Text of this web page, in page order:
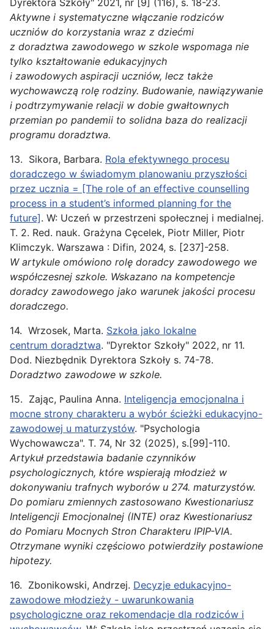
Dyrektora Szkoły" 2021, nr [9] (116), s. 18-23.
Aktywne i systematyczne włączanie rodziców
uczniów do korzystania wraz z dziećmi
z doradztwa zawodowego w szkole wspomaga nie
tylko kształtowanie edukacyjnych
i zawodowych aspiracji uczniów, lecz także
wychowawczą rolę rodziny. Budowanie, nawiązywanie
i podtrzymywanie relacji w dobie gwałtownych
przemian po pandemii to solidna baza do realizacji
programu doradztwa.
13. Sikora, Barbara. Rola efektywnego procesu
doradczego w świadomym planowaniu przyszłości
przez ucznia = [The role of an effective counselling
process in a student’s informed planning for the
future]. W: Uczeń w przestrzeni społecznej i medialnej.
T. 2. Red. nauk. Grażyna Cęcelek, Piotr Miller, Piotr
Klimczyk. Warszawa : Difin, 2024, s. [237]-258.
W artykule omówiono rolę doradcy zawodowego we
współczesnej szkole. Wskazano na kompetencje
doradcy zawodowego jako warunek jakości procesu
doradczego.
14. Wrzosek, Marta. Szkoła jako lokalne
centrum doradztwa. "Dyrektor Szkoły" 2022, nr 11.
Dod. Niezbędnik Dyrektora Szkoły s. 74-78.
Doradztwo zawodowe w szkole.
15. Zając, Paulina Anna. Inteligencja emocjonalna i
mocne strony charakteru a wybór ścieżki edukacyjno-
zawodowej u maturzystów. "Psychologia
Wychowawcza". T. 74, Nr 32 (2025), s.[99]-110.
Artykuł przedstawia badanie czynników
psychologicznych, które wspierają młodzież w
dokonywaniu trafnych wyborów u 274. maturzystów.
Do pomiaru zmiennych zastosowano Kwestionariusz
Inteligencji Emocjonalnej (INTE) oraz Kwestionariusz
do Pomiaru Mocnych Stron Charakteru IPIP-VIA.
Otrzymane wyniki częściowo potwierdziły postawione
hipotezy.
16. Zbonikowski, Andrzej. Decyzje edukacyjno-
zawodowe młodzieży - uwarunkowania
psychologiczne oraz rekomendacje dla rodziców i